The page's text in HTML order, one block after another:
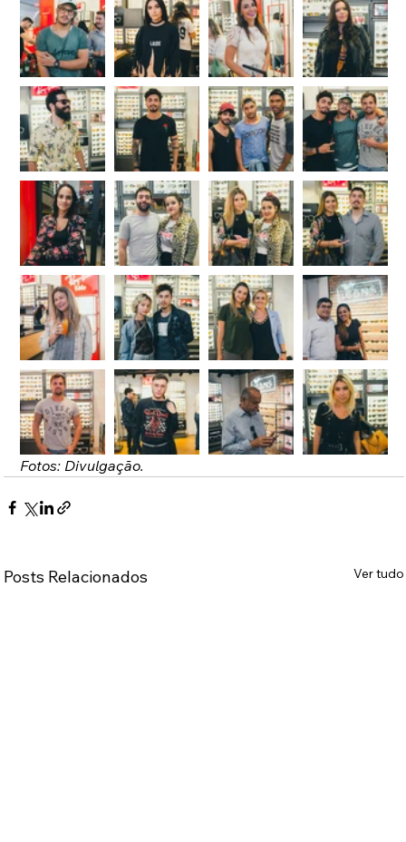
Fotos: Divulgação.
Posts Relacionados Ver tudo